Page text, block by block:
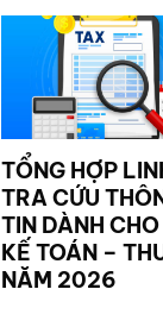
TỔNG HỢP
TRA CỨU
TIN DÀNH
KẾ TOÁN –
NĂM 2026